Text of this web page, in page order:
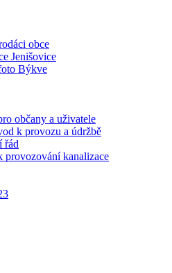
obce
Jenišovice
Býkve
občany a uživatele
k provozu a údržbě
řád
provozování kanalizace